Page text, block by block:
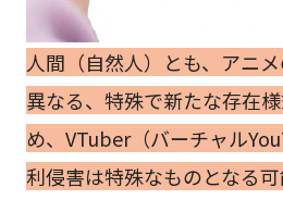
人間（自然人）とも、アニ
異なる、特殊で新たな存在
め、VTuber（バーチャル
利侵害は特殊なものとなる可